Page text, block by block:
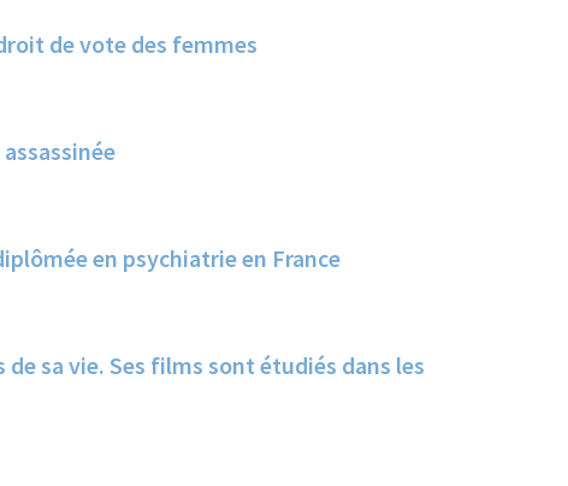
de vote des femmes
en psychiatrie en France
sa vie. Ses films sont étudiés dans les